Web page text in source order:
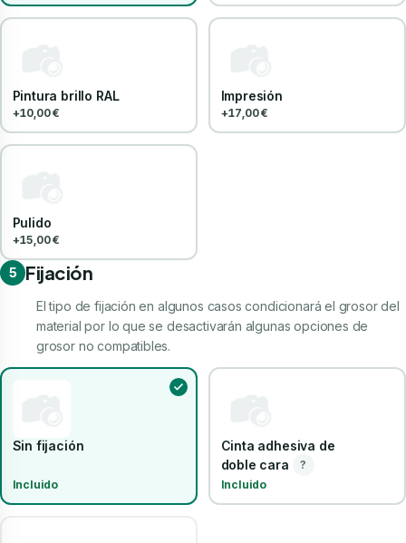
Pintura brillo RAL
+10,00 €
Impresión
+17,00 €
Pulido
+15,00 €
5 Fijación
El tipo de fijación en algunos casos condicionará el grosor del
material por lo que se desactivarán algunas opciones de
grosor no compatibles.
Sin fijación
Incluido
Cinta adhesiva de
doble cara
?
Incluido